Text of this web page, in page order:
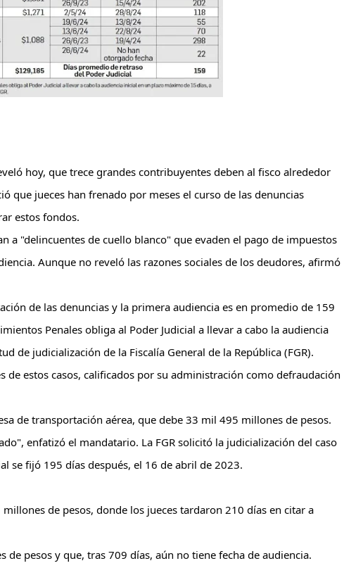
hoy, que trece grandes contribuyentes deben al fisco alrededor
que jueces han frenado por meses el curso de las denuncias
estos fondos.
a "delincuentes de cuello blanco" que evaden el pago de impuestos
Aunque no reveló las razones sociales de los deudores, afirmó
de las denuncias y la primera audiencia es en promedio de 159
Penales obliga al Poder Judicial a llevar a cabo la audiencia
de judicialización de la Fiscalía General de la República (FGR).
de estos casos, calificados por su administración como defraudación
de transportación aérea, que debe 33 mil 495 millones de pesos.
enfatizó el mandatario. La FGR solicitó la judicialización del caso
se fijó 195 días después, el 16 de abril de 2023.
de pesos, donde los jueces tardaron 210 días en citar a
pesos y que, tras 709 días, aún no tiene fecha de audiencia.